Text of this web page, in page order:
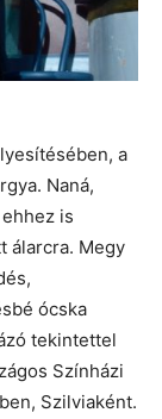
a
Naná,
is
álarcra. Megy
ócska
tekintettel
Színházi
Szilviaként.